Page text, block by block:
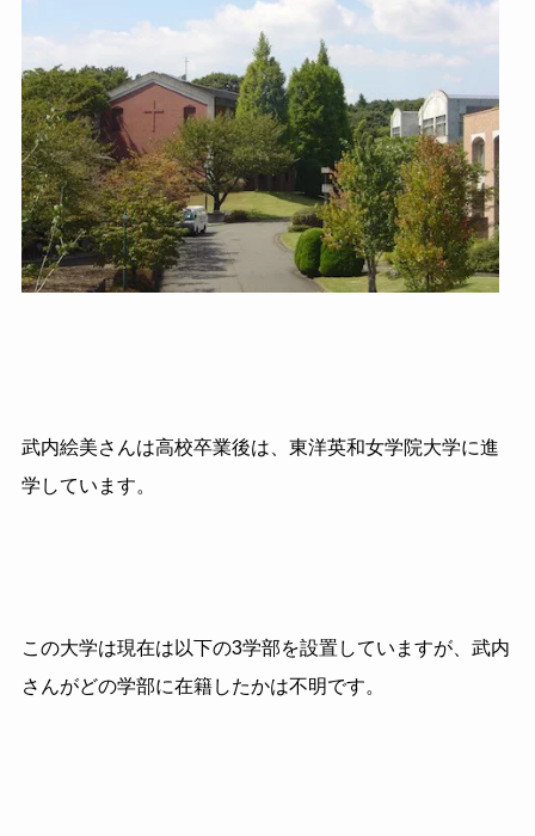
武内絵美さんは高校卒業後は、東洋英和女学院大学に進
学しています。
この大学は現在は以下の3学部を設置していますが、武内
さんがどの学部に在籍したかは不明です。